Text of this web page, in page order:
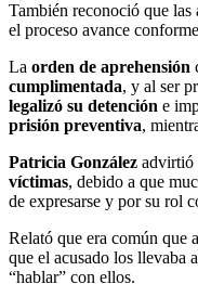
También reconoció que las
el proceso avance
La orden de aprehensión
cumplimentada, y al ser
legalizó su detención e
prisión preventiva,
Patricia González advirtió
víctimas, debido a que
de expresarse y por su rol
Relató que era común que
que el acusado los llevaba
“hablar” con ellos.